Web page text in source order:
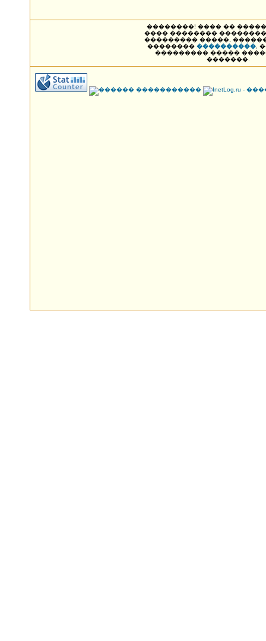
��������! ���� �� �����
���� ��������
��������� �����,
�������� ���������� ,
��������� �����
�������.